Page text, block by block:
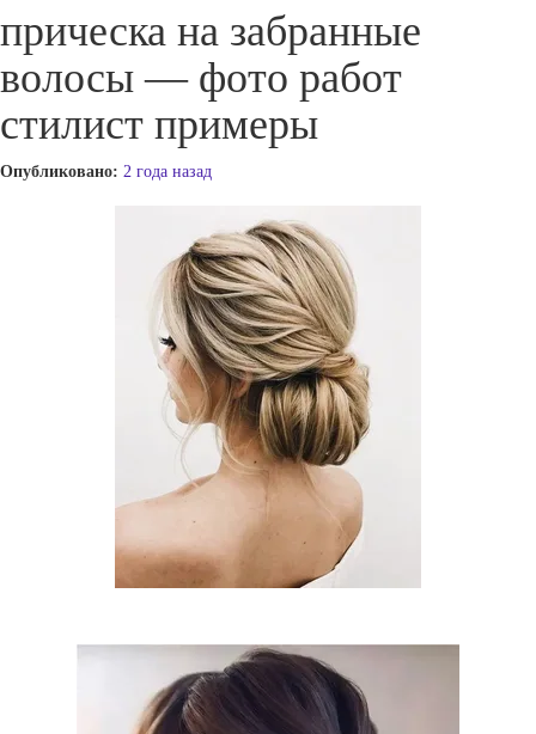
прическа на забранные
волосы — фото работ
стилист примеры
Опубликовано: 2 года назад